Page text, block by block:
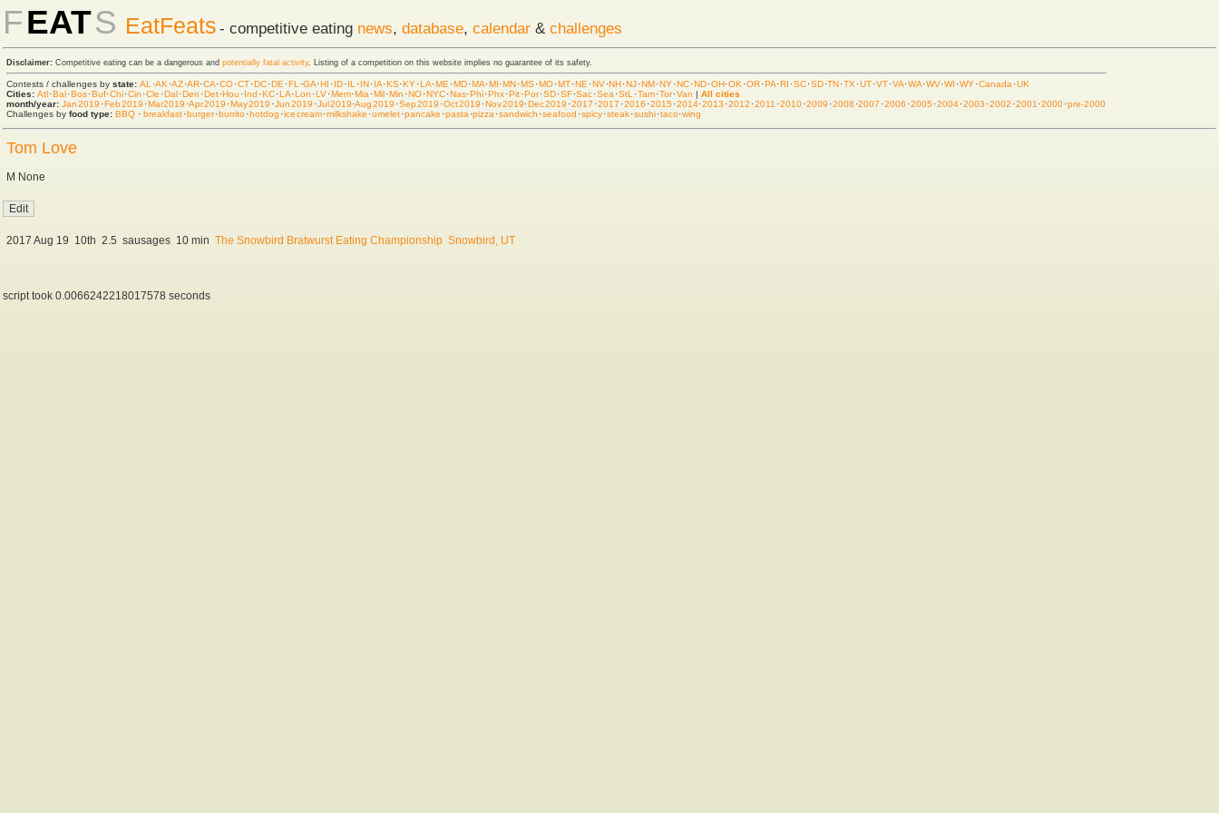
FEATS EatFeats - competitive eating news, database, calendar & challenges
Disclaimer: Competitive eating can be a dangerous and potentially fatal activity. Listing of a competition on this website implies no guarantee of its safety.
Contests / challenges by state: AL ·AK ·AZ·AR·CA·CO·CT·DC·DE ·FL ·GA·HI ·ID·IL ·IN·IA·KS·KY·LA·ME ·MD·MA·MI·MN·MS·MO·MT·NE ·NV·NH·NJ·NM·NY·NC·ND·OH·OK ·OR·PA·RI ·SC·SD·TN·TX ·UT·VT·VA·WA·WV·WI ·WY·Canada ·UK
Cities: Atl·Bal·Bos·Buf·Chi·Cin ·Cle ·Dal·Den ·Det·Hou ·Ind ·KC·LA·Lon ·LV·Mem·Mia ·Mil·Min ·NO·NYC·Nas·Phi·Phx·Pit·Por·SD·SF·Sac·Sea ·StL ·Tam·Tor·Van | All cities
month/year: Jan 2019 ·Feb 2019 ·Mar 2019 ·Apr 2019 ·May 2019 ·Jun 2019 ·Jul 2019·Aug 2019 ·Sep 2019 ·Oct 2019 ·Nov 2019·Dec 2019 ·2017 ·2017 ·2016 ·2015 ·2014·2013 ·2012 ·2011 ·2010·2009 ·2008 ·2007 ·2006 ·2005 ·2004·2003 ·2002 ·2001 ·2000·pre-2000
Challenges by food type: BBQ · breakfast·burger·burrito·hot dog ·ice cream·milkshake ·omelet·pancake ·pasta ·pizza ·sandwich ·seafood ·spicy·steak·sushi·taco·wing
Tom Love
M None
2017 Aug 19 10th 2.5 sausages 10 min The Snowbird Bratwurst Eating Championship Snowbird, UT
script took 0.0066242218017578 seconds